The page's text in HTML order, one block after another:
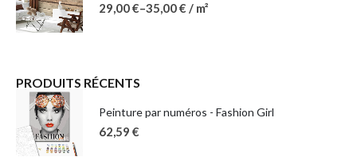
29,00€–35,00€ / m²
PRODUITS RÉCENTS
Peinture par numéros - Fashion Girl
62,59 €